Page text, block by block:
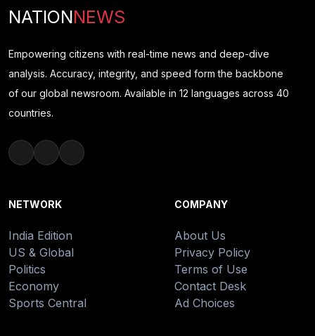
NATIONNEWS
Empowering citizens with real-time news and deep-dive
analysis. Accuracy, integrity, and speed form the backbone
of our global newsroom. Available in 12 languages across 40
countries.
NETWORK
India Edition
US & Global
Politics
Economy
Sports Central
COMPANY
About Us
Privacy Policy
Terms of Use
Contact Desk
Ad Choices